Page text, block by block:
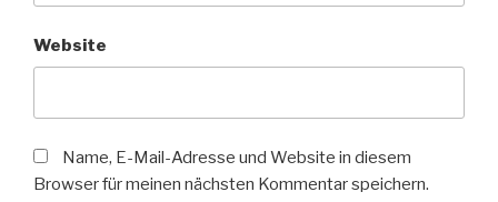
Website
Name, E-Mail-Adresse und Website in diesem
Browser für meinen nächsten Kommentar speichern.